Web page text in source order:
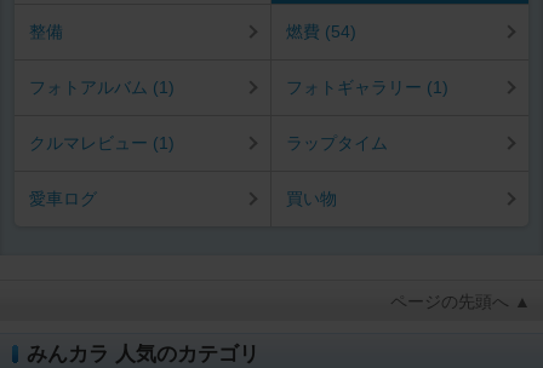
整備 燃費 (54)
フォトアルバム (1) フォトギャラリー (1)
クルマレビュー (1) ラップタイム
愛車ログ 買い物
ページの先頭へ ▲
みんカラ 人気のカテゴリ